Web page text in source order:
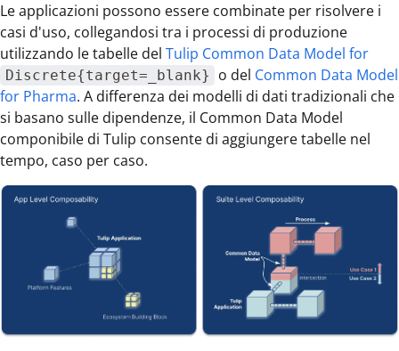
Le applicazioni possono essere combinate per risolvere i
casi d'uso, collegandosi tra i processi di produzione
utilizzando le tabelle del Tulip Common Data Model for
Discrete{target=_blank} o del Common Data Model
for Pharma. A differenza dei modelli di dati tradizionali che
si basano sulle dipendenze, il Common Data Model
componibile di Tulip consente di aggiungere tabelle nel
tempo, caso per caso.